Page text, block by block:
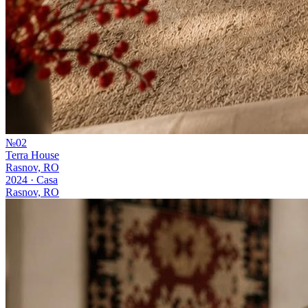
№02
Terra House
Rasnov, RO
2024 · Casa
Rasnov, RO